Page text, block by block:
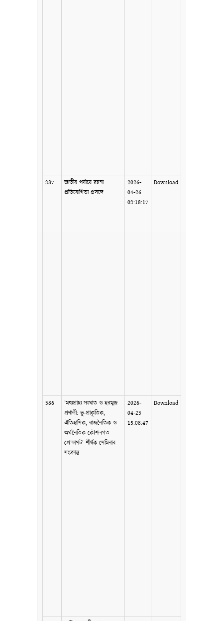
387
জাতীয় পর্যায়ে রচনা
প্রতিযোগিতা প্রসঙ্গে
2026-
04-26
03:18:17
Download
386
'মধ্যপ্রাচ্য সংঘাত ও হরমুজ
প্রণালী: ভূ-প্রাকৃতিক,
ঐতিহাসিক, রাজনৈতিক ও
অর্থনৈতিক কৌশলগত
প্রেক্ষাপট' শীর্ষক সেমিনার
সংক্রান্ত
2026-
04-23
15:08:47
Download